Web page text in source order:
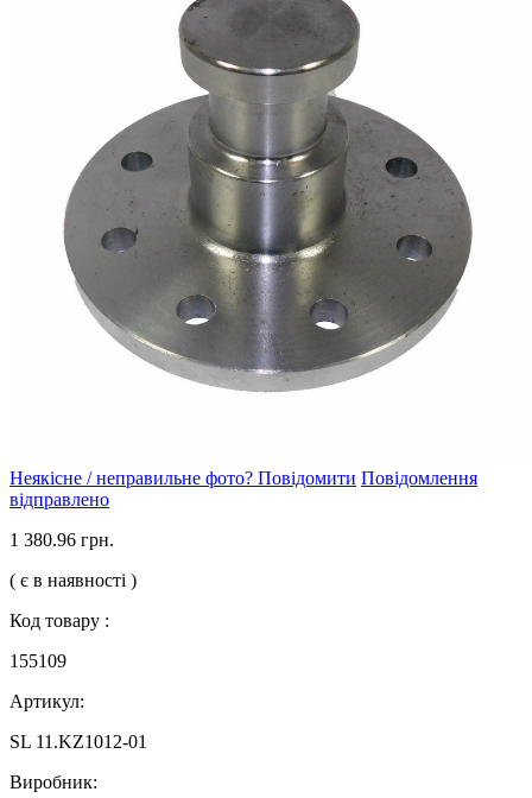
Неякісне / неправильне фото? Повідомити Повідомлення
відправлено
1 380.96 грн.
( є в наявності )
Код товару :
155109
Артикул:
SL 11.KZ1012-01
Виробник: